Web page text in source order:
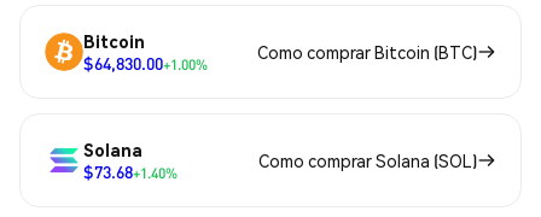
Bitcoin
$64,830.00+1.00%
Como comprar Bitcoin (BTC)
Solana
$73.68+1.40%
Como comprar Solana (SOL)